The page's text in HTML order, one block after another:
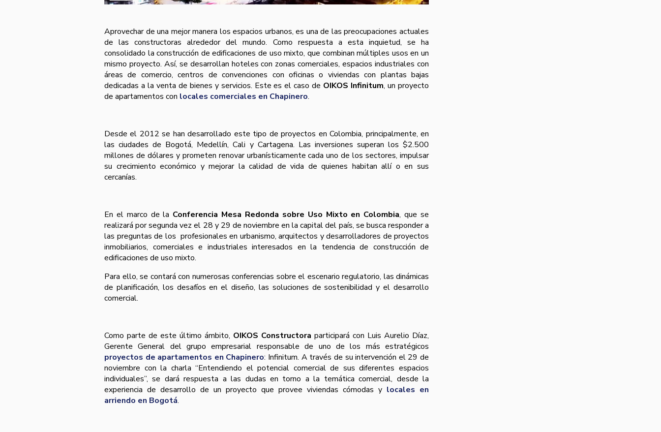
Aprovechar de una mejor manera los espacios urbanos, es una de las preocupaciones actuales
de las constructoras alrededor del mundo. Como respuesta a esta inquietud, se ha
consolidado la construcción de edificaciones de uso mixto, que combinan múltiples usos en un
mismo proyecto. Así, se desarrollan hoteles con zonas comerciales, espacios industriales con
áreas de comercio, centros de convenciones con oficinas o viviendas con plantas bajas
dedicadas a la venta de bienes y servicios. Este es el caso de OIKOS Infinitum, un proyecto
de apartamentos con locales comerciales en Chapinero.
Desde el 2012 se han desarrollado este tipo de proyectos en Colombia, principalmente, en
las ciudades de Bogotá, Medellín, Cali y Cartagena. Las inversiones superan los $2.500
millones de dólares y prometen renovar urbanísticamente cada uno de los sectores, impulsar
su crecimiento económico y mejorar la calidad de vida de quienes habitan allí o en sus
cercanías.
En el marco de la Conferencia Mesa Redonda sobre Uso Mixto en Colombia, que se
realizará por segunda vez el 28 y 29 de noviembre en la capital del país, se busca responder a
las preguntas de los profesionales en urbanismo, arquitectos y desarrolladores de proyectos
inmobiliarios, comerciales e industriales interesados en la tendencia de construcción de
edificaciones de uso mixto.
Para ello, se contará con numerosas conferencias sobre el escenario regulatorio, las dinámicas
de planificación, los desafíos en el diseño, las soluciones de sostenibilidad y el desarrollo
comercial.
Como parte de este último ámbito, OIKOS Constructora participará con Luis Aurelio Díaz,
Gerente General del grupo empresarial responsable de uno de los más estratégicos
proyectos de apartamentos en Chapinero: Infinitum. A través de su intervención el 29 de
noviembre con la charla “Entendiendo el potencial comercial de sus diferentes espacios
individuales”, se dará respuesta a las dudas en torno a la temática comercial, desde la
experiencia de desarrollo de un proyecto que provee viviendas cómodas y locales en
arriendo en Bogotá.